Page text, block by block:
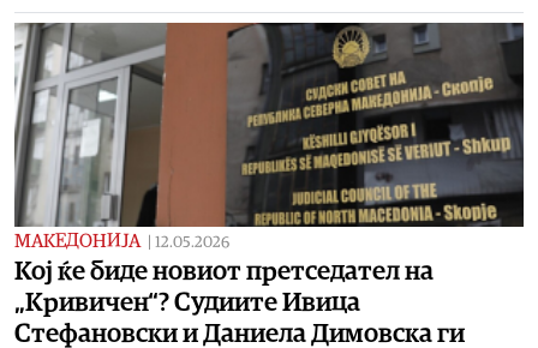
МАКЕДОНИЈА 12.05.2026
Кој ќе биде новиот претседател на
„Кривичен“? Судиите Ивица
Стефановски и Даниела Димовска ги